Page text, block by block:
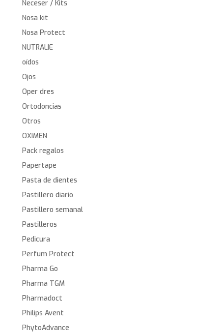
Neceser / Kits
Nosa kit
Nosa Protect
NUTRALIE
oídos
Ojos
Oper dres
Ortodoncias
Otros
OXIMEN
Pack regalos
Papertape
Pasta de dientes
Pastillero diario
Pastillero semanal
Pastilleros
Pedicura
Perfum Protect
Pharma Go
Pharma TGM
Pharmadoct
Philips Avent
PhytoAdvance